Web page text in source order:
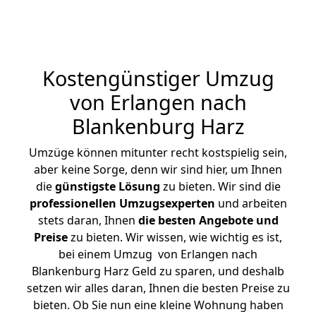
Kostengünstiger Umzug
von Erlangen nach
Blankenburg Harz
Umzüge können mitunter recht kostspielig sein,
aber keine Sorge, denn wir sind hier, um Ihnen
diegünstigste Lösung zu bieten. Wir sind die
professionellen Umzugsexperten und arbeiten
stets daran, Ihnen die besten Angebote und
Preisezu bieten. Wir wissen, wie wichtig es ist,
bei einem Umzug von Erlangen nach
Blankenburg Harz Geld zu sparen, und deshalb
setzen wir alles daran, Ihnen die besten Preise zu
bieten. Ob Sie nun eine kleine Wohnung haben